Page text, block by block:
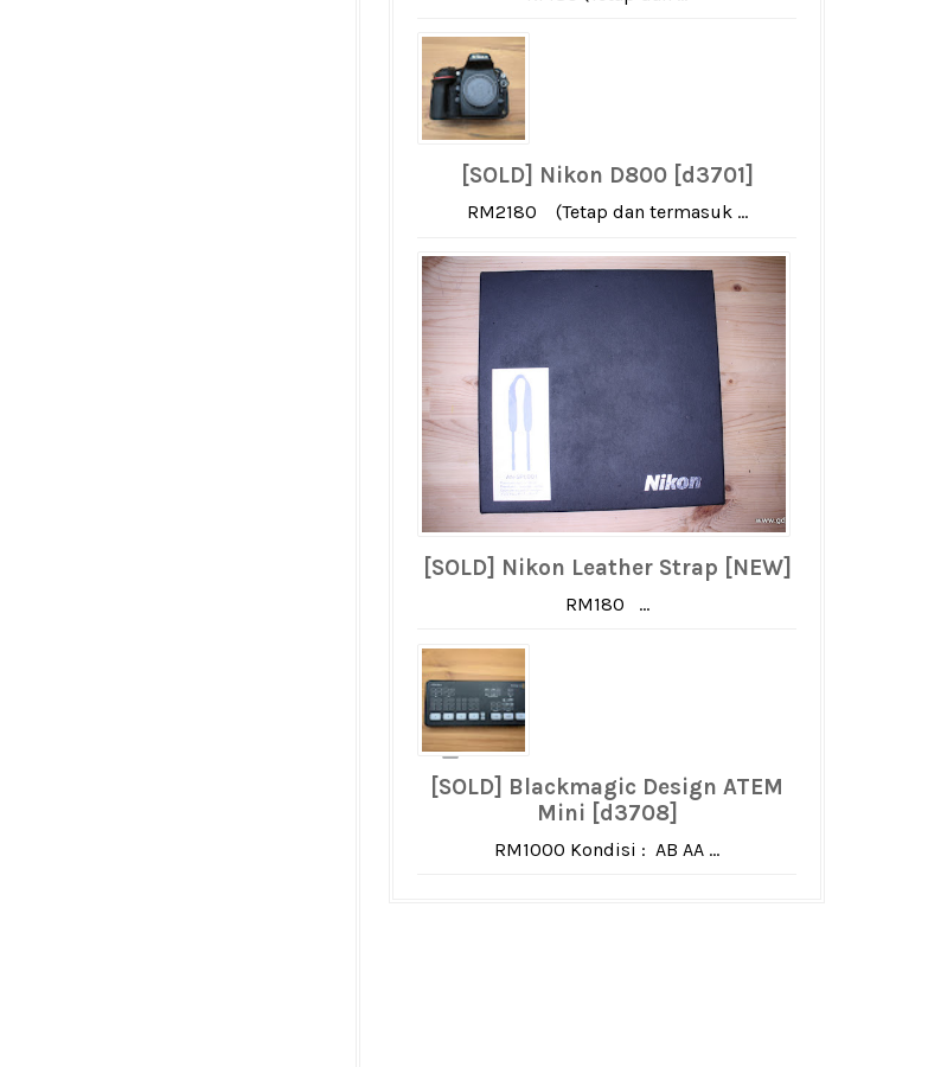
[SOLD] Nikon D800 [d3701]
RM2180 (Tetap dan termasuk ...
[SOLD] Nikon Leather Strap [NEW]
RM180 ...
[SOLD] Blackmagic Design ATEM
Mini [d3708]
RM1000 Kondisi : AB AA ...